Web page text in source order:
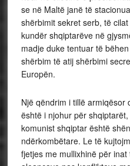
se në Maltë janë të
shërbimit sekret serb, të
kundër shqiptarëve në
madje duke tentuar të
shërbim të atij shërbimi
Europën.
Një qëndrim i tillë armiqësor
është i njohur për
komunist shqiptar është
ndërkombëtare. Le të
fjetjes me mullixhinë për